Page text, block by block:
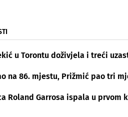
u Torontu doživjela i treći
na 86. mjestu, Prižmić pao tri
Roland Garrosa ispala u prvom